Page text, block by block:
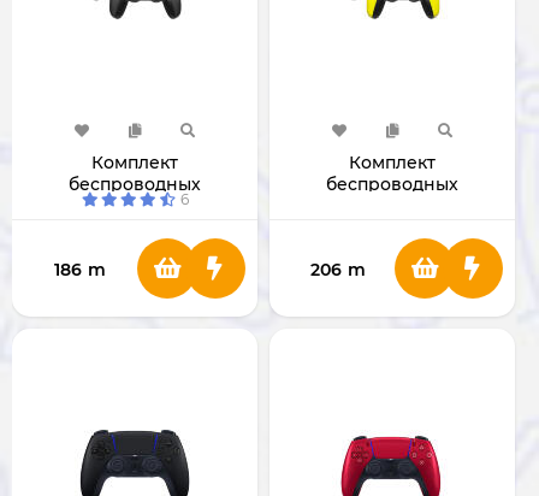
Комплект
беспроводных
контроллеров (Black)
6
186 m
Комплект
беспроводных
206 m